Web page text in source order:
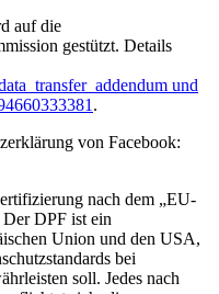
auf die
gestützt. Details
und
.
von Facebook:
nach dem „EU-
DPF ist ein
Union und den USA,
bei
soll. Jedes nach